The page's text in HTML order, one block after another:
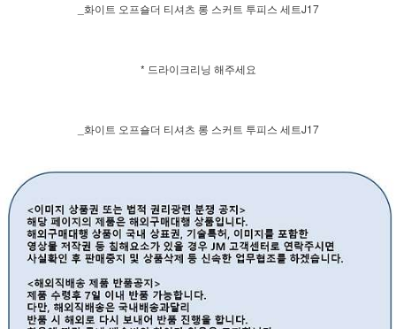
_화이트 오프숄더 티셔츠 롱 스커트 투피스 세트J17
* 드라이크리닝 해주세요
_화이트 오프숄더 티셔츠 롱 스커트 투피스 세트J17